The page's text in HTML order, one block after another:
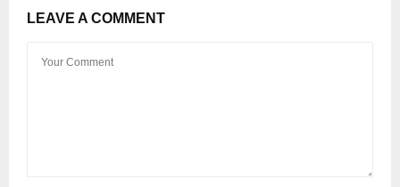
LEAVE A COMMENT